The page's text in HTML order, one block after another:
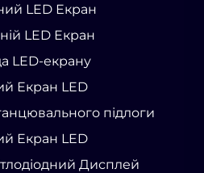
LED Екран
LED Екран
LED-екрану
Екран LED
підлоги
Екран LED
Дисплей